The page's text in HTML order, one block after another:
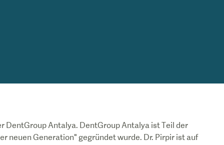
DentGroup Antalya. DentGroup Antalya ist Teil der
neuen Generation" gegründet wurde. Dr. Pirpir ist auf